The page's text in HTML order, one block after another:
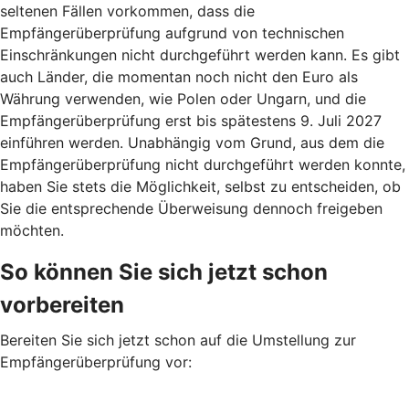
seltenen Fällen vorkommen, dass die
Empfängerüberprüfung aufgrund von technischen
Einschränkungen nicht durchgeführt werden kann. Es gibt
auch Länder, die momentan noch nicht den Euro als
Währung verwenden, wie Polen oder Ungarn, und die
Empfängerüberprüfung erst bis spätestens 9. Juli 2027
einführen werden. Unabhängig vom Grund, aus dem die
Empfängerüberprüfung nicht durchgeführt werden konnte,
haben Sie stets die Möglichkeit, selbst zu entscheiden, ob
Sie die entsprechende Überweisung dennoch freigeben
möchten.
So können Sie sich jetzt schon
vorbereiten
Bereiten Sie sich jetzt schon auf die Umstellung zur
Empfängerüberprüfung vor: